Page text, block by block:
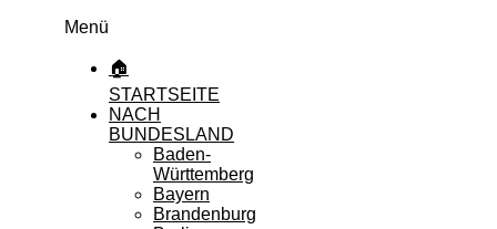
Menü
🏠
STARTSEITE
NACH
BUNDESLAND
Baden-
Württemberg
Bayern
Brandenburg